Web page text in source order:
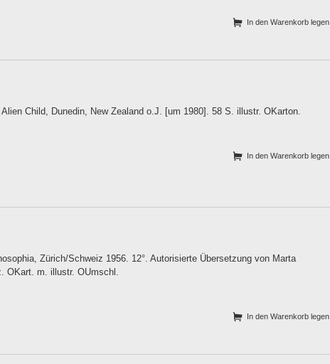
In den Warenkorb legen
Child, Dunedin, New Zealand o.J. [um 1980]. 58 S. illustr. OKarton.
In den Warenkorb legen
Zürich/Schweiz 1956. 12°. Autorisierte Übersetzung von Marta
OKart. m. illustr. OUmschl.
In den Warenkorb legen